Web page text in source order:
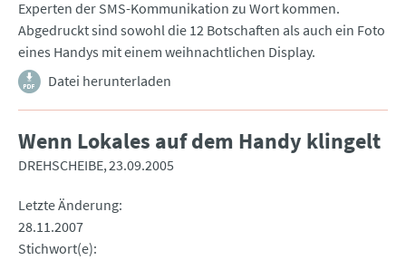
Experten der SMS-Kommunikation zu Wort kommen.
Abgedruckt sind sowohl die 12 Botschaften als auch ein Foto
eines Handys mit einem weihnachtlichen Display.
Datei herunterladen
Wenn Lokales auf dem Handy klingelt
DREHSCHEIBE 23.09.2005
Letzte Änderung
28.11.2007
Stichwort(e)